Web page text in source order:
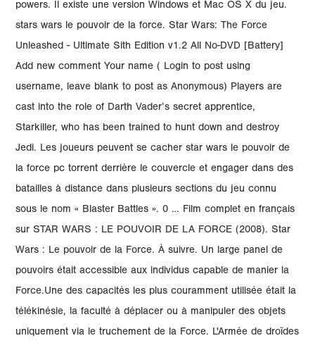
powers. Il existe une version Windows et Mac OS X du jeu.
stars wars le pouvoir de la force. Star Wars: The Force
Unleashed - Ultimate Sith Edition v1.2 All No-DVD [Battery]
Add new comment Your name ( Login to post using
username, leave blank to post as Anonymous) Players are
cast into the role of Darth Vader’s secret apprentice,
Starkiller, who has been trained to hunt down and destroy
Jedi. Les joueurs peuvent se cacher star wars le pouvoir de
la force pc torrent derrière le couvercle et engager dans des
batailles à distance dans plusieurs sections du jeu connu
sous le nom « Blaster Battles ». 0 … Film complet en français
sur STAR WARS : LE POUVOIR DE LA FORCE (2008). Star
Wars : Le pouvoir de la Force. À suivre. Un large panel de
pouvoirs était accessible aux individus capable de manier la
Force.Une des capacités les plus couramment utilisée était la
télékinésie, la faculté à déplacer ou à manipuler des objets
uniquement via le truchement de la Force. L'Armée de droïdes